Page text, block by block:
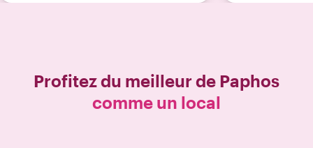
Profitez du meilleur de Paphos
comme un local